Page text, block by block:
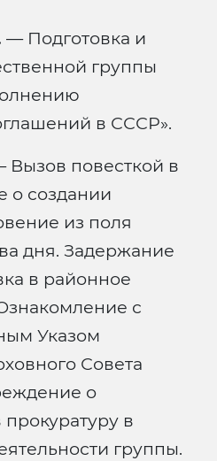
— Подготовка и
группы
в СССР».
Вызов повесткой в
о создании
из поля
дня. Задержание
в районное
с
Указом
Совета
о
в
группы.